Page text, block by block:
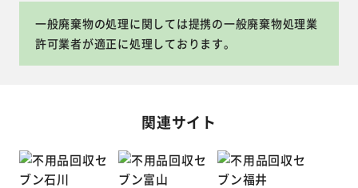
一般廃棄物の処理に関しては提携の一般廃棄物処理業
許可業者が適正に処理しております。
関連サイト